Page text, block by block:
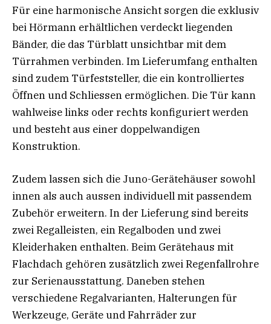
Für eine harmonische Ansicht sorgen die exklusiv
bei Hörmann erhältlichen verdeckt liegenden
Bänder, die das Türblatt unsichtbar mit dem
Türrahmen verbinden. Im Lieferumfang enthalten
sind zudem Türfeststeller, die ein kontrolliertes
Öffnen und Schliessen ermöglichen. Die Tür kann
wahlweise links oder rechts konfiguriert werden
und besteht aus einer doppelwandigen
Konstruktion.
Zudem lassen sich die Juno-Gerätehäuser sowohl
innen als auch aussen individuell mit passendem
Zubehör erweitern. In der Lieferung sind bereits
zwei Regalleisten, ein Regalboden und zwei
Kleiderhaken enthalten. Beim Gerätehaus mit
Flachdach gehören zusätzlich zwei Regenfallrohre
zur Serienausstattung. Daneben stehen
verschiedene Regalvarianten, Halterungen für
Werkzeuge, Geräte und Fahrräder zur